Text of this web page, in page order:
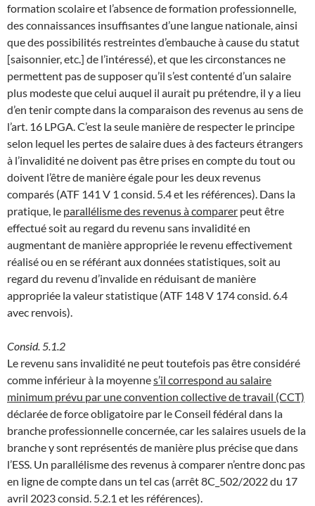
formation scolaire et l’absence de formation professionnelle,
des connaissances insuffisantes d’une langue nationale, ainsi
que des possibilités restreintes d’embauche à cause du statut
[saisonnier, etc.] de l’intéressé), et que les circonstances ne
permettent pas de supposer qu’il s’est contenté d’un salaire
plus modeste que celui auquel il aurait pu prétendre, il y a lieu
d’en tenir compte dans la comparaison des revenus au sens de
l’art. 16 LPGA. C’est la seule manière de respecter le principe
selon lequel les pertes de salaire dues à des facteurs étrangers
à l’invalidité ne doivent pas être prises en compte du tout ou
doivent l’être de manière égale pour les deux revenus
comparés (ATF 141 V 1 consid. 5.4 et les références). Dans la
pratique, le parallélisme des revenus à comparer peut être
effectué soit au regard du revenu sans invalidité en
augmentant de manière appropriée le revenu effectivement
réalisé ou en se référant aux données statistiques, soit au
regard du revenu d’invalide en réduisant de manière
appropriée la valeur statistique (ATF 148 V 174 consid. 6.4
avec renvois).
Consid. 5.1.2
Le revenu sans invalidité ne peut toutefois pas être considéré
comme inférieur à la moyennes’il correspond au salaire
minimum prévu par une convention collective de travail (CCT)
déclarée de force obligatoire par le Conseil fédéral dans la
branche professionnelle concernée, car les salaires usuels de la
branche y sont représentés de manière plus précise que dans
l’ESS. Un parallélisme des revenus à comparer n’entre donc pas
en ligne de compte dans un tel cas (arrêt 8C_502/2022 du 17
avril 2023 consid. 5.2.1 et les références).